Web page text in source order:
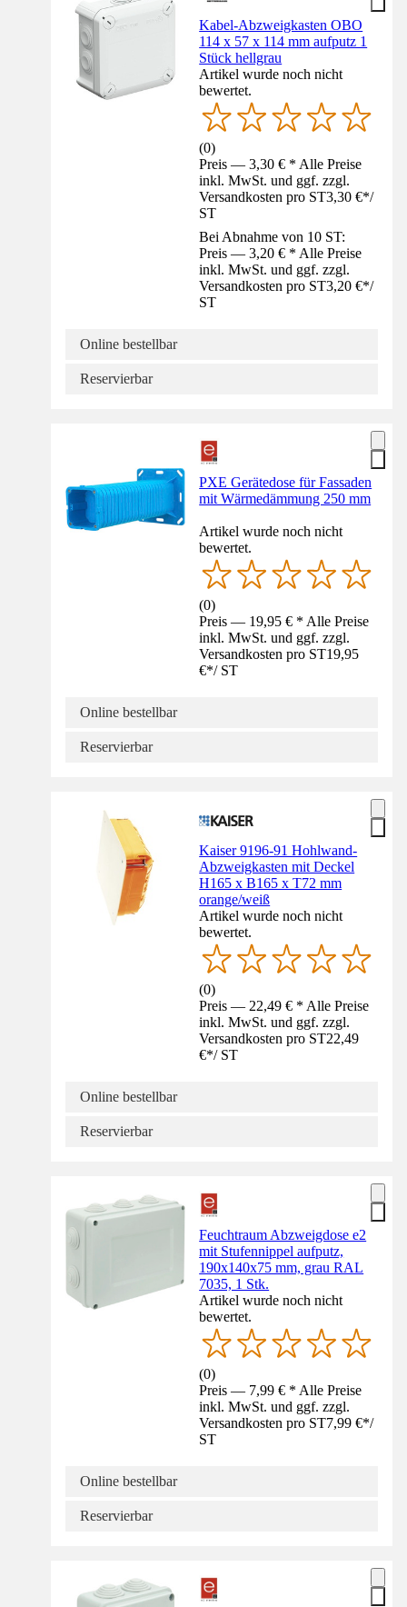
Kabel-Abzweigkasten OBO
114 x 57 x 114 mm aufputz 1
Stück hellgrau
Artikel wurde noch nicht
bewertet.
(0)
Preis — 3,30 € * Alle Preise
inkl. MwSt. und ggf. zzgl.
Versandkosten pro ST3,30 €*/
ST
Bei Abnahme von 10 ST:
Preis — 3,20 € * Alle Preise
inkl. MwSt. und ggf. zzgl.
Versandkosten pro ST3,20 €*/
ST
Online bestellbar
Reservierbar
PXE Gerätedose für Fassaden
mit Wärmedämmung 250 mm
Artikel wurde noch nicht
bewertet.
(0)
Preis — 19,95 € * Alle Preise
inkl. MwSt. und ggf. zzgl.
Versandkosten pro ST19,95
€*/ ST
Online bestellbar
Reservierbar
Kaiser 9196-91 Hohlwand-
Abzweigkasten mit Deckel
H165 x B165 x T72 mm
orange/weiß
Artikel wurde noch nicht
bewertet.
(0)
Preis — 22,49 € * Alle Preise
inkl. MwSt. und ggf. zzgl.
Versandkosten pro ST22,49
€*/ ST
Online bestellbar
Reservierbar
Feuchtraum Abzweigdose e2
mit Stufennippel aufputz,
190x140x75 mm, grau RAL
7035, 1 Stk.
Artikel wurde noch nicht
bewertet.
(0)
Preis — 7,99 € * Alle Preise
inkl. MwSt. und ggf. zzgl.
Versandkosten pro ST7,99 €*/
ST
Online bestellbar
Reservierbar